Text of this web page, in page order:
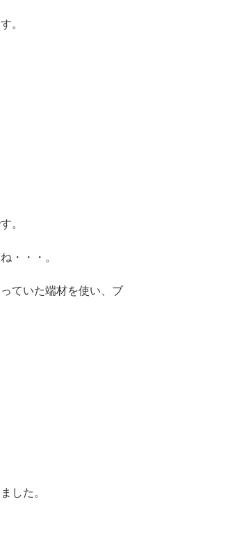
。
。
・・・。
ていた端材を使い、ブ
した。